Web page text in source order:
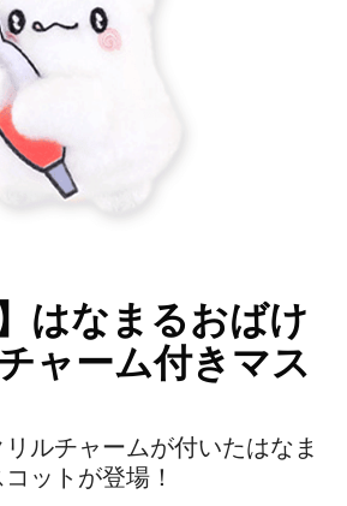
はなまるおばけ
ャーム付きマス
ルチャームが付いたはなま
ットが登場！